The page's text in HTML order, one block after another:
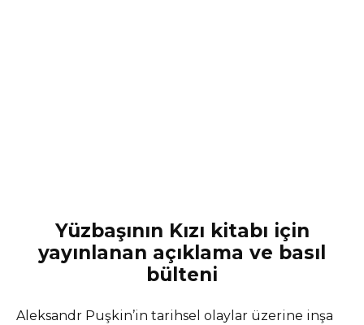
Yüzbaşının Kızı kitabı için
yayınlanan açıklama ve basıl
bülteni
Aleksandr Puşkin’in tarihsel olaylar üzerine inşa